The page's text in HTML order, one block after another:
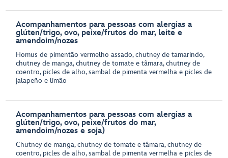
Acompanhamentos para pessoas com alergias a
glúten/trigo, ovo, peixe/frutos do mar, leite e
amendoim/nozes
Homus de pimentão vermelho assado, chutney de tamarindo,
chutney de manga, chutney de tomate e tâmara, chutney de
coentro, picles de alho, sambal de pimenta vermelha e picles de
jalapeño e limão
Acompanhamentos para pessoas com alergias a
glúten/trigo, ovo, peixe/frutos do mar,
amendoim/nozes e soja)
Chutney de manga, chutney de tomate e tâmara, chutney de
coentro, picles de alho, sambal de pimenta vermelha e picles de